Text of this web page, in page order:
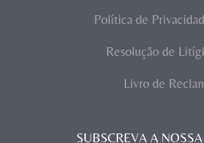
Política de
Resolução de
Livro de
SUBSCREVA A